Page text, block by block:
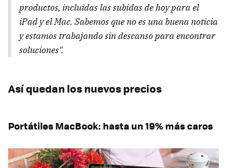
productos, incluidas las subidas de hoy para el
iPad y el Mac. Sabemos que no es una buena noticia
y estamos trabajando sin descanso para encontrar
soluciones".
Así quedan los nuevos precios
Portátiles MacBook: hasta un 19% más caros